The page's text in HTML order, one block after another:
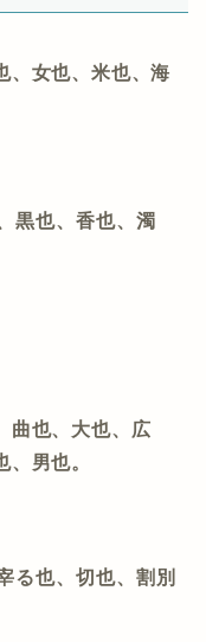
、女也、米也、海
黒也、香也、濁
曲也、大也、広
男也。
る也、切也、割別